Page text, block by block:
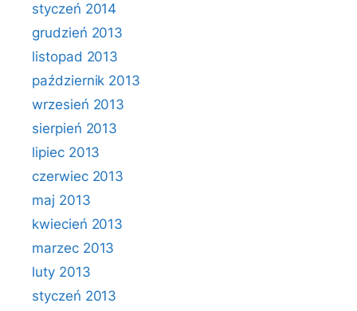
styczeń 2014
grudzień 2013
listopad 2013
październik 2013
wrzesień 2013
sierpień 2013
lipiec 2013
czerwiec 2013
maj 2013
kwiecień 2013
marzec 2013
luty 2013
styczeń 2013